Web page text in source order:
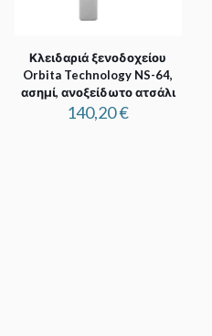
Κλειδαριά ξενοδοχείου
Orbita Technology NS-64,
ασημί, ανοξείδωτο ατσάλι
140,20€